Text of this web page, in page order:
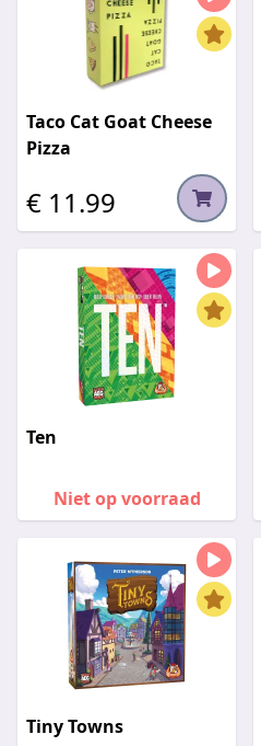
Taco Cat Goat Cheese
Pizza
€ 11.99
Ten
Niet op voorraad
Tiny Towns